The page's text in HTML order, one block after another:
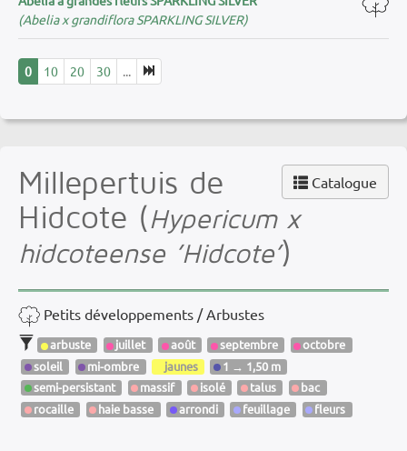
(Abelia x grandiflora SPARKLING SILVER)
0 10 20 30 ...
Catalogue
Millepertuis de
Hidcote (Hypericum x
hidcoteense ’Hidcote’)
Petits développements / Arbustes
arbuste juillet août septembre
octobre
soleil
mi-ombre jaunes
1 → 1,50 m
semi-persistant
massif isolé talus
bac
rocaille
haie basse arrondi feuillage fleurs